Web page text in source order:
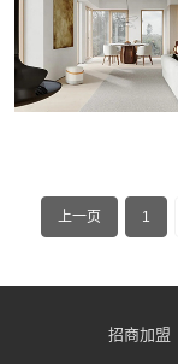
上一页 1
招商加盟